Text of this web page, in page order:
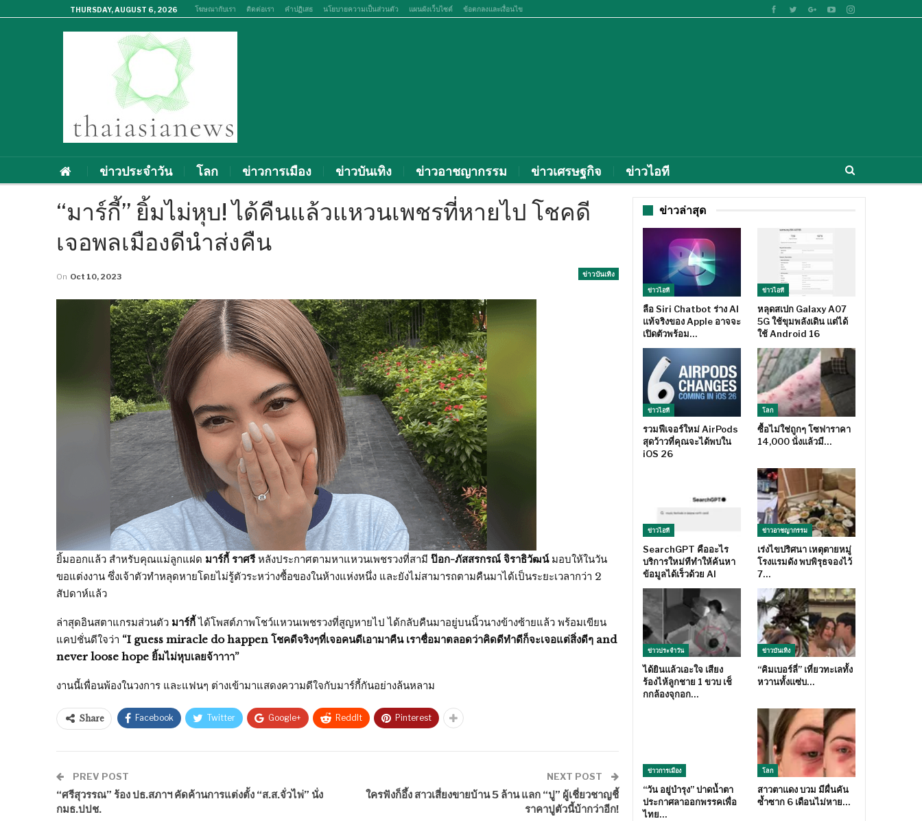
THURSDAY, AUGUST 6, 2026 โฆษณากับเรา ติดต่อเรา คำปฏิเสธ นโยบายความเป็นส่วนตัว แผนผังเว็บไซต์ ข้อตกลงและเงื่อนไข
ข่าวประจำวัน โลก ข่าวการเมือง ข่าวบันเทิง ข่าวอาชญากรรม ข่าวเศรษฐกิจ ข่าวไอที
“มาร์กี้” ยิ้มไม่หุบ! ได้คืนแล้วแหวนเพชรที่หายไป โชคดี
เจอพลเมืองดีนำส่งคืน
ข่าวบันเทิง
On Oct 10, 2023
ยิ้มออกแล้ว สำหรับคุณแม่ลูกแฝด มาร์กี้ ราศรีหลังประกาศตามหาแหวนเพชรวงที่สามี ป๊อก-ภัสสรกรณ์ จิราธิวัฒน์มอบให้ในวัน
ขอแต่งงาน ซึ่งเจ้าตัวทำหลุดหายโดยไม่รู้ตัวระหว่างซื้อของในห้างแห่งหนึ่ง และยังไม่สามารถตามคืนมาได้เป็นระยะเวลากว่า 2
สัปดาห์แล้ว
ล่าสุดอินสตาแกรมส่วนตัว มาร์กี้ได้โพสต์ภาพโชว์แหวนเพชรวงที่สูญหายไป ได้กลับคืนมาอยู่บนนิ้วนางข้างซ้ายแล้ว พร้อมเขียน
แคปชั่นดีใจว่า “I guess miracle do happen โชคดีจริงๆที่เจอคนดีเอามาคืน เราชื่อมาตลอดว่าคิดดีทำดีก็จะเจอแต่สิ่งดีๆ and
never loose hope ยิ้มไม่หุบเลยจ้าาาา”
งานนี้เพื่อนพ้องในวงการ และแฟนๆ ต่างเข้ามาแสดงความดีใจกับมาร์กี้กันอย่างล้นหลาม
Share Facebook Twitter Google+ ReddIt Pinterest
PREV POST
“ศรีสุวรรณ” ร้อง ปธ.สภาฯ คัดค้านการแต่งตั้ง “ส.ส.จั่วไพ่” นั่ง
กมธ.ปปช.
NEXT POST
ใครฟังก็อึ้ง สาวเสี่ยงขายบ้าน 5 ล้าน แลก “ปู” ผู้เชี่ยวชาญชี้
ราคาปูตัวนี้บ้ากว่าอีก!
ข่าวล่าสุด
ข่าวไอที
ลือ Siri Chatbot ร่าง AI
แท้จริงของ Apple อาจจะ
เปิดตัวพร้อม…
ข่าวไอที
หลุดสเปก Galaxy A07
5G ใช้ขุมพลังเดิน แต่ได้
ใช้ Android 16
ข่าวไอที
รวมฟีเจอร์ใหม่ AirPods
สุดว้าวที่คุณจะได้พบใน
iOS 26
โลก
ซื้อไม่ใช่ถูกๆ โซฟาราคา
14,000 นั่งแล้วมี…
ข่าวไอที
SearchGPT คืออะไร
บริการใหม่ทีทำให้ค้นหา
ข้อมูลได้เร็วด้วย AI
ข่าวอาชญากรรม
เร่งไขปริศนา เหตุตายหมู่
โรงแรมดัง พบพิรุธจองไว้
7…
ข่าวประจำวัน
ได้ยินแล้วเอะใจ เสียง
ร้องไห้ลูกชาย 1 ขวบ เช็
กกล้องจุกอก…
ข่าวบันเทิง
“คิมเบอร์ลี่” เที่ยวทะเลทั้ง
หวานทั้งแซ่บ…
ข่าวการเมือง
“วัน อยู่บำรุง” ปาดน้ำตา
ประกาศลาออกพรรคเพื่อ
ไทย…
โลก
สาวตาแดง บวม มีผื่นคัน
ซ้ำซาก 6 เดือนไม่หาย…